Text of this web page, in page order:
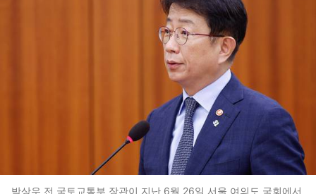
박상우 전 국토교통부 장관이 지난 6월 26일 서울 여의도 국회에서